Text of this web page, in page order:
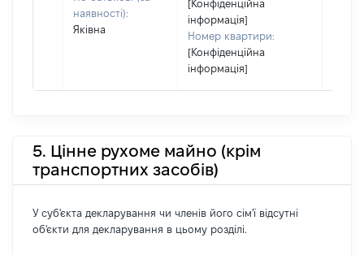
наявності):
Яківна
[Конфіденційна
інформація]
Номер квартири:
[Конфіденційна
інформація]
5. Цінне рухоме майно (крім
транспортних засобів)
У суб'єкта декларування чи членів його сім'ї відсутні
об'єкти для декларування в цьому розділі.